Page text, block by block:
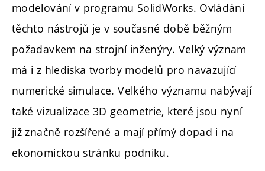
modelování v programu SolidWorks. Ovládání
těchto nástrojů je v současné době běžným
požadavkem na strojní inženýry. Velký význam
má i z hlediska tvorby modelů pro navazující
numerické simulace. Velkého významu nabývají
také vizualizace 3D geometrie, které jsou nyní
již značně rozšířené a mají přímý dopad i na
ekonomickou stránku podniku.